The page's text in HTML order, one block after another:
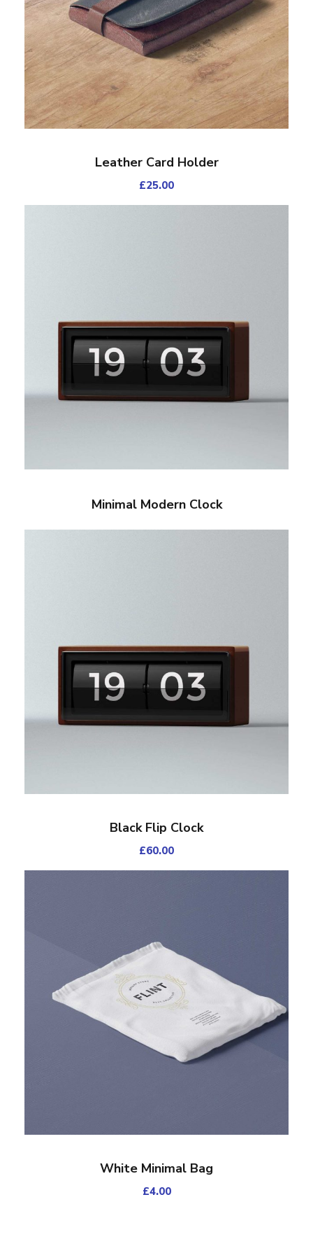
Leather Card Holder
£25.00
Minimal Modern Clock
Black Flip Clock
£60.00
White Minimal Bag
£4.00